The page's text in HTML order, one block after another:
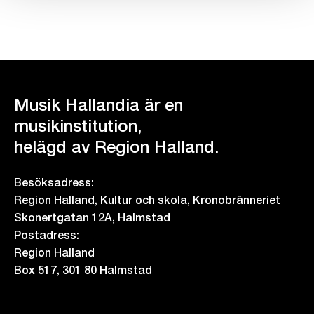
Musik Hallandia är en
musikinstitution,
helägd av Region Halland.
Besöksadress:
Region Halland, Kultur och skola, Kronobränneriet
Skonertgatan 12A, Halmstad
Postadress:
Region Halland
Box 517, 301 80 Halmstad